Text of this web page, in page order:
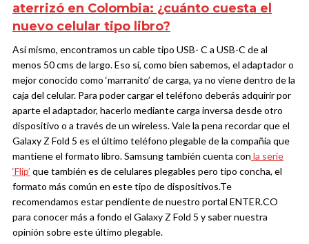
aterrizó en Colombia: ¿cuánto cuesta el
nuevo celular tipo libro?
Así mismo, encontramos un cable tipo USB- C a USB-C de al
menos 50 cms de largo. Eso sí, como bien sabemos, el adaptador o
mejor conocido como ‘marranito’ de carga, ya no viene dentro de la
caja del celular. Para poder cargar el teléfono deberás adquirir por
aparte el adaptador, hacerlo mediante carga inversa desde otro
dispositivo o a través de un wireless.Vale la pena recordar que el
Galaxy Z Fold 5 es el último teléfono plegable de la compañía que
mantiene el formato libro. Samsung también cuenta con la serie
‘Flip’ que también es de celulares plegables pero tipo concha, el
formato más común en este tipo de dispositivos.Te
recomendamos estar pendiente de nuestro portal ENTER.CO
para conocer más a fondo el Galaxy Z Fold 5 y saber nuestra
opinión sobre este último plegable.